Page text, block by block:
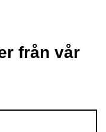
från vår